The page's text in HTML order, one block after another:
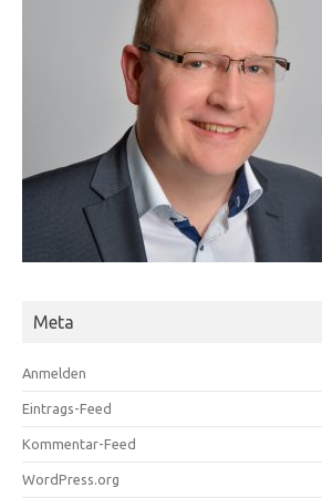
Meta
Anmelden
Eintrags-Feed
Kommentar-Feed
WordPress.org